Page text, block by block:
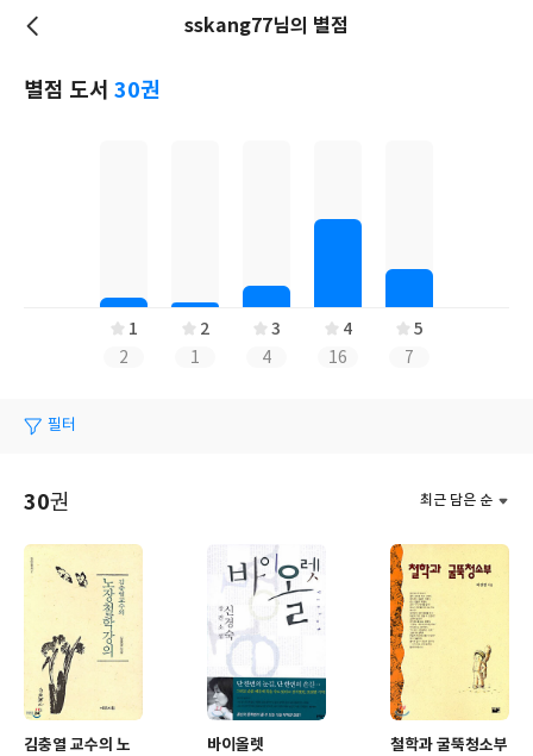
sskang77님의 별점
별점 도서 30권
1
2
2
1
3
4
4
16
5
7
필터
최근 담은 순
30권
김충열 교수의 노
바이올렛 철학과 굴뚝청소부